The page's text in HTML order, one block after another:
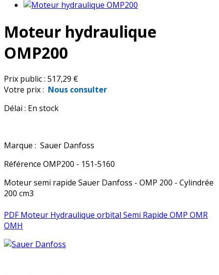
Moteur hydraulique
OMP200
Prix public : 517,29 €
Votre prix : Nous consulter
Délai : En stock
Marque : Sauer Danfoss
Référence OMP200 - 151-5160
Moteur semi rapide Sauer Danfoss - OMP 200 - Cylindrée
200 cm3
PDF Moteur Hydraulique orbital Semi Rapide OMP OMR
OMH